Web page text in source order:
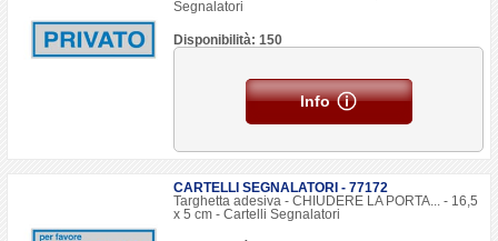
Segnalatori
Disponibilità: 150
Info
CARTELLI SEGNALATORI - 77172
Targhetta adesiva - CHIUDERE LA PORTA... - 16,5
x 5 cm - Cartelli Segnalatori